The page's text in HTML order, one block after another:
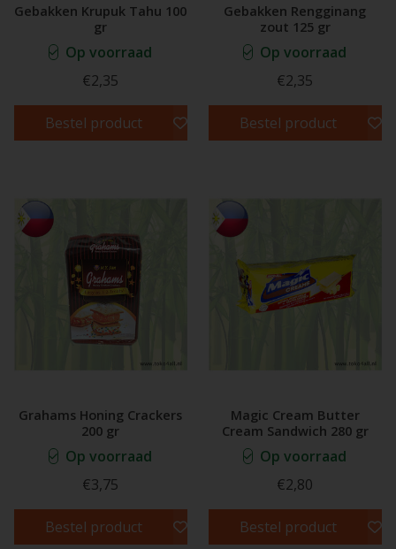
Gebakken Krupuk Tahu 100
gr
Op voorraad
€2,35
Bestel product
Gebakken Rengginang
zout 125 gr
Op voorraad
€2,35
Bestel product
Grahams Honing Crackers
200 gr
Op voorraad
€3,75
Bestel product
Magic Cream Butter
Cream Sandwich 280 gr
Op voorraad
€2,80
Bestel product